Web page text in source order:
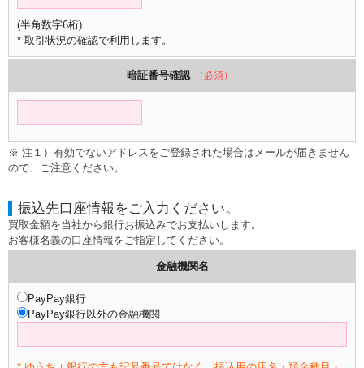
(半角数字6桁)
* 取引状況の確認で利用します。
暗証番号確認 （必須）
※ 注１）有効でないアドレスをご登録された場合はメールが届きません
ので、ご注意ください。
振込先口座情報をご入力ください。
買取金額を当社から銀行お振込みでお支払いします。
お客様名義の口座情報をご指定してください。
金融機関名
PayPay銀行
PayPay銀行以外の金融機関